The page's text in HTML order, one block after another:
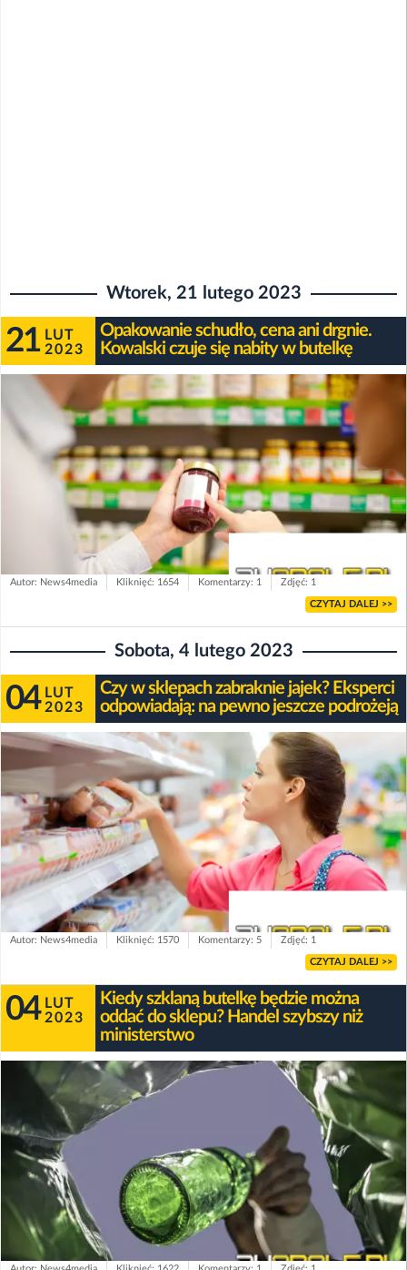
Wtorek, 21 lutego 2023
21 LUT
2023
Opakowanie schudło, cena ani drgnie.
Kowalski czuje się nabity w butelkę
Autor: News4media Kliknięć: 1654 Komentarzy: 1 Zdjęć: 1
CZYTAJ DALEJ >>
Sobota, 4 lutego 2023
04 LUT
2023
Czy w sklepach zabraknie jajek? Eksperci
odpowiadają: na pewno jeszcze podrożeją
Autor: News4media Kliknięć: 1570 Komentarzy: 5 Zdjęć: 1
CZYTAJ DALEJ >>
04 LUT
2023
Kiedy szklaną butelkę będzie można
oddać do sklepu? Handel szybszy niż
ministerstwo